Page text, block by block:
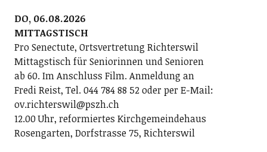
DO, 06.08.2026
MITTAGSTISCH
Pro Senectute, Ortsvertretung Richterswil
Mittagstisch für Seniorinnen und Senioren
ab 60. Im Anschluss Film. Anmeldung an
Fredi Reist, Tel. 044 784 88 52 oder per E-Mail:
ov.richterswil@pszh.ch
12.00 Uhr, reformiertes Kirchgemeindehaus
Rosengarten, Dorfstrasse 75, Richterswil